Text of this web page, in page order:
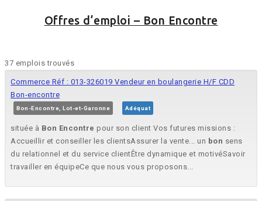
Offres d’emploi – Bon Encontre
37 emplois trouvés
Commerce Réf : 013-326019 Vendeur en boulangerie H/F CDD
Bon-encontre
Bon-Encontre, Lot-et-Garonne Adéquat
située à Bon Encontre pour son client Vos futures missions :
Accueillir et conseiller les clientsAssurer la vente... un bon sens
du relationnel et du service clientÊtre dynamique et motivéSavoir
travailler en équipeCe que nous vous proposons...